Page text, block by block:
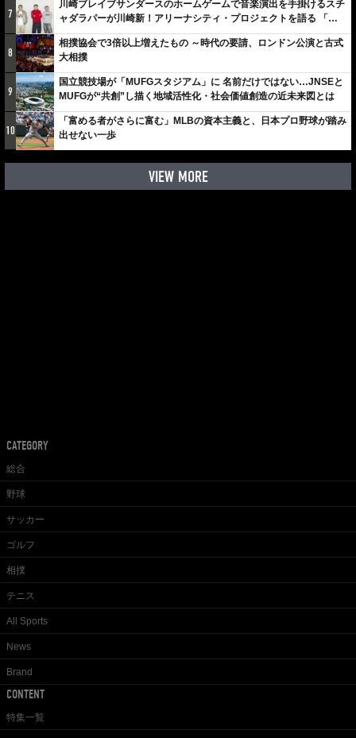
7
川崎ブレイブサンダースのホームゲームで音楽演出を手掛けるスチ
ャダラパーが川崎新！アリーナシティ・プロジェクトを語る 「楽
しみでしかないでしょ。川崎は、ずっと成長曲線だから」
8
相撲協会で3倍以上増えたもの ～時代の要請、ロンドン公演と古式
大相撲
9
国立競技場が「MUFGスタジアム」に 名前だけではない…JNSEと
MUFGが“共創”し描く地域活性化・社会価値創造の近未来図とは
10
「富める者がさらに富む」MLBの資本主義と、日本プロ野球が踏み
出せない一歩
VIEW MORE
CATEGORY
総合
野球
サッカー
ゴルフ
相撲
テニス
All Sports
News
Brand
CONTENT
特集一覧